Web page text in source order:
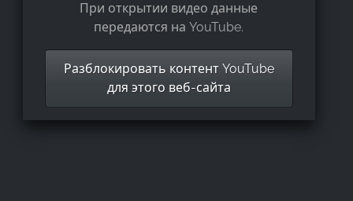
При открытии видео данные
передаются на YouTube.
Разблокировать контент YouTube
для этого веб-сайта